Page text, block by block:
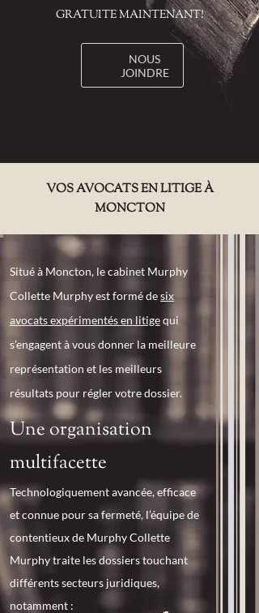
GRATUITE MAINTENANT!
NOUS
JOINDRE
VOS AVOCATS EN LITIGE À
MONCTON
Situé à Moncton, le cabinet Murphy
Collette Murphy est formé desix
avocats expérimentés en litigequi
s’engagent à vous donner la meilleure
représentation et les meilleurs
résultats pour régler votre dossier.
Une organisation
multifacette
Technologiquement avancée, efficace
et connue pour sa fermeté, l’équipe de
contentieux de Murphy Collette
Murphy traite les dossiers touchant
différents secteurs juridiques,
notamment :